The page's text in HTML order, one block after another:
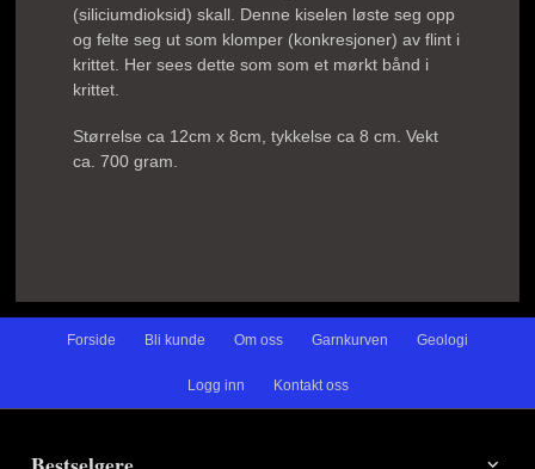
(siliciumdioksid) skall. Denne kiselen løste seg opp
og felte seg ut som klomper (konkresjoner) av flint i
krittet. Her sees dette som som et mørkt bånd i
krittet.
Størrelse ca 12cm x 8cm, tykkelse ca 8 cm. Vekt
ca. 700 gram.
Forside Bli kunde Om oss Garnkurven Geologi
Logg inn Kontakt oss